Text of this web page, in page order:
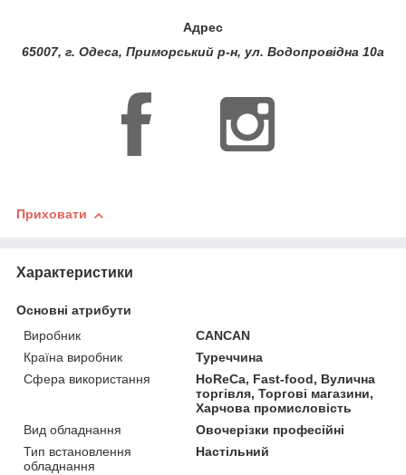
Адрес
65007, г. Одеса, Приморський р-н, ул. Водопровідна 10а
Приховати
Характеристики
Основні атрибути
Виробник
CANCAN
Країна виробник
Туреччина
Сфера використання
HoReCa, Fast-food, Вулична
торгівля, Торгові магазини,
Харчова промисловість
Вид обладнання
Овочерізки професійні
Тип встановлення
обладнання
Настільний